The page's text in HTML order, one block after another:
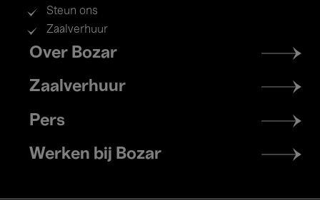
Steun ons
Zaalverhuur
Footer
menu
Over Bozar
Zaalverhuur
Pers
Werken bij Bozar